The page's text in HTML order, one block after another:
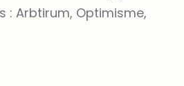
: Arbtirum, Optimisme,